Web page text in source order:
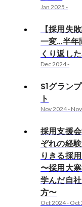
Jan 2025 -
【採用失
一変…半年
くり返し
Dec 2024-
S1グラン
ト
Nov 2024-
採用支援
ぞれの経
りきる採
〜採用大
学んだ自
方〜
Oct 2024- Oct